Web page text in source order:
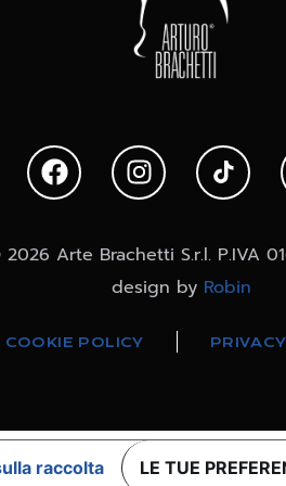
Arte Brachetti S.r.l. P.IVA
design by Robin
COOKIE POLICY
raccolta LE TUE